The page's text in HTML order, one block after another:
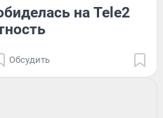
на Tele2
Обсудить